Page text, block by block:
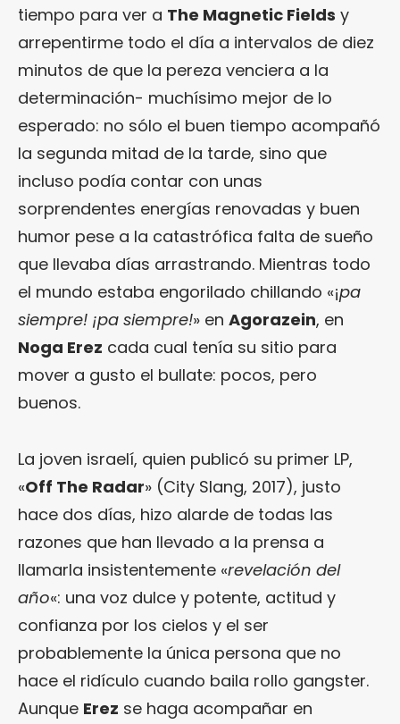
tiempo para ver a The Magnetic Fields y
arrepentirme todo el día a intervalos de diez
minutos de que la pereza venciera a la
determinación- muchísimo mejor de lo
esperado: no sólo el buen tiempo acompañó
la segunda mitad de la tarde, sino que
incluso podía contar con unas
sorprendentes energías renovadas y buen
humor pese a la catastrófica falta de sueño
que llevaba días arrastrando. Mientras todo
el mundo estaba engorilado chillando «¡pa
siempre! ¡pa siempre!» en Agorazein, en
Noga Erez cada cual tenía su sitio para
mover a gusto el bullate: pocos, pero
buenos.
La joven israelí, quien publicó su primer LP,
«Off The Radar» (City Slang, 2017), justo
hace dos días, hizo alarde de todas las
razones que han llevado a la prensa a
llamarla insistentemente «revelación del
año«: una voz dulce y potente, actitud y
confianza por los cielos y el ser
probablemente la única persona que no
hace el ridículo cuando baila rollo gangster.
Aunque Erez se haga acompañar en